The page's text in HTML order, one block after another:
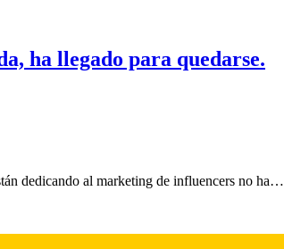
ha llegado para quedarse.
dedicando al marketing de influencers no ha…